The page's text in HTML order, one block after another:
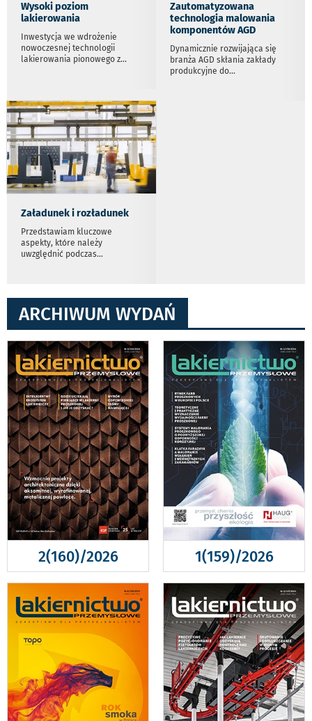
Wysoki poziom
lakierowania
Inwestycja we wdrożenie
nowoczesnej technologii
lakierowania pionowego z...
Zautomatyzowana
technologia malowania
komponentów AGD
Dynamicznie rozwijająca się
branża AGD skłania zakłady
produkcyjne do...
Załadunek i rozładunek
Przedstawiam kluczowe
aspekty, które należy
uwzględnić podczas...
ARCHIWUM WYDAŃ
2(160)/2026 1(159)/2026